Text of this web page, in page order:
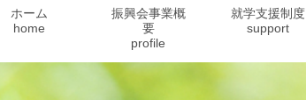
ホーム
home
振興会事業概
要
profile
就学支援制度
support